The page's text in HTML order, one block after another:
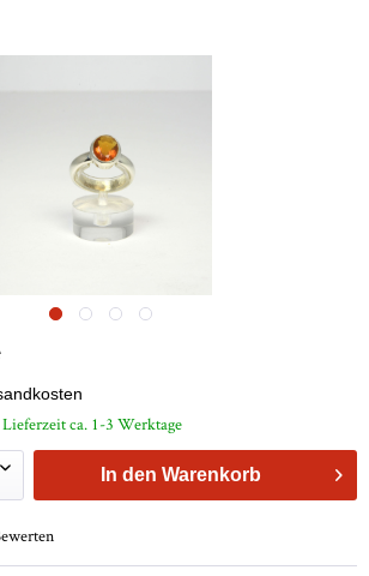
ca. 1-3 Werktage
In den Warenkorb